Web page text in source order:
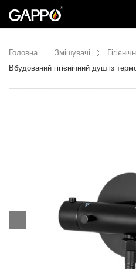
Головна Змішувачі
Вбудований гігієнічний душ із